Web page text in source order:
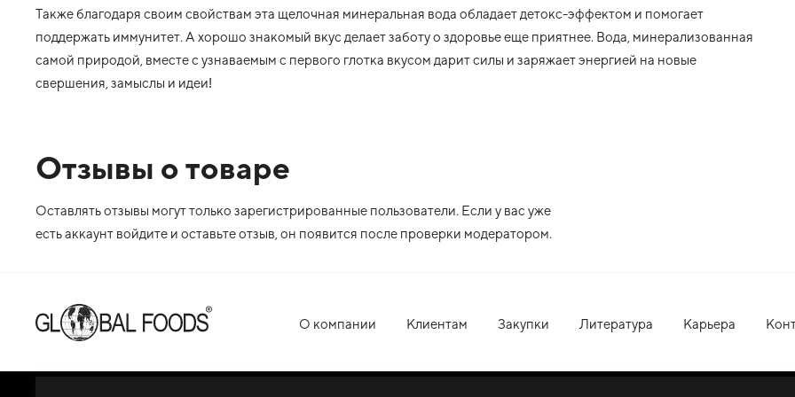
Также благодаря своим свойствам эта щелочная минеральная вода обладает детокс-эффектом и помогает
поддержать иммунитет. А хорошо знакомый вкус делает заботу о здоровье еще приятнее. Вода, минерализованная
самой природой, вместе с узнаваемым с первого глотка вкусом дарит силы и заряжает энергией на новые
свершения, замыслы и идеи!
Отзывы о товаре
Оставлять отзывы могут только зарегистрированные пользователи. Если у вас уже
есть аккаунт войдите и оставьте отзыв, он появится после проверки модератором.
О компании Клиентам Закупки Литература Карьера